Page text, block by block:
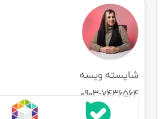
شایسته ویسه
0903-7436564